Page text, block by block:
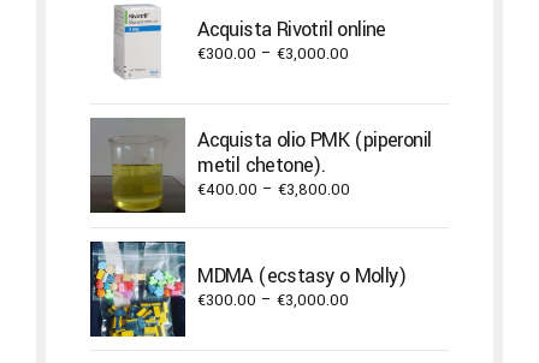
Acquista Rivotril online
€300.00 – €3,000.00
through
€3,000.00
Acquista olio PMK (piperonil
metil chetone).
€400.00 – €3,800.00
through
€3,800.00
MDMA (ecstasy o Molly)
€300.00 – €3,000.00